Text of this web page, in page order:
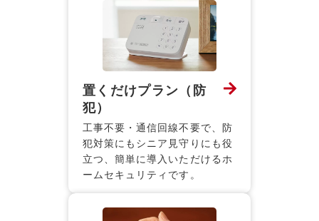
置くだけプラン（防
犯）
工事不要・通信回線不要で、防
犯対策にもシニア見守りにも役
立つ、簡単に導入いただけるホ
ームセキュリティです。